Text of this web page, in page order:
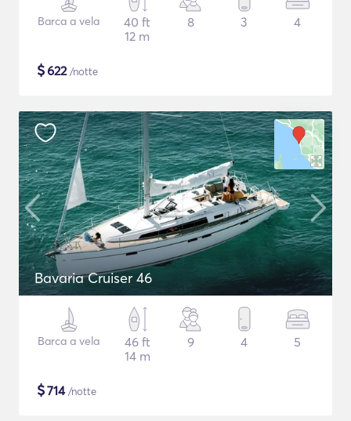
Barca a vela
40 ft
12 m
8 3 4
$622/notte
Bavaria Cruiser 46
Barca a vela
46 ft
14 m
9 4 5
$714/notte